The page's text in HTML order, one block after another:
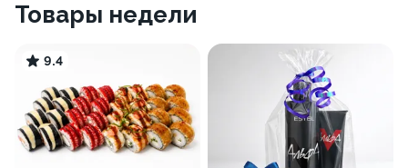
Товары недели
9.4